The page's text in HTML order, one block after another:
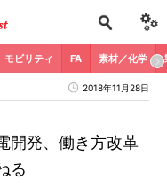
モビリティ FA 素材／化学
2018年11月28日
開発、働き方改革
る